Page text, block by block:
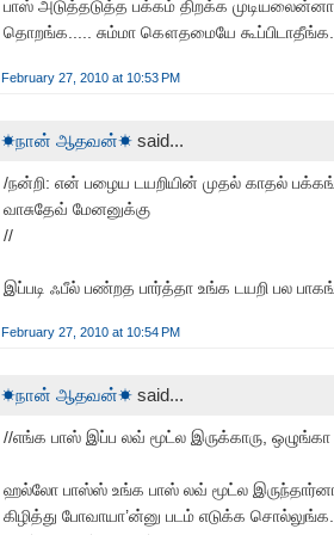
பாஸ் அடுத்தடுத்த பக்கம் திறக்க
தொறங்க..... சும்மா கௌதமையே
February 27, 2010 at 10:53 PM
☀நான் ஆதவன்☀ said...
/நன்றி: என் பழைய டயறியின் முதல் காதல்
வாசுதேவ் மேனனுக்கு
//
இப்படி ஃபீல் பண்றத பார்த்தா உங்க டயறி பல
February 27, 2010 at 10:54 PM
☀நான் ஆதவன்☀ said...
//எங்க பாஸ் இப்ப லவ் மூட்ல இருக்காரு,
ஹல்லோ பாஸ்ஸ் உங்க பாஸ் லவ் மூட்ல இருந்தார்னா
கிழித்து போவாயா’ன்னு படம் எடுக்க